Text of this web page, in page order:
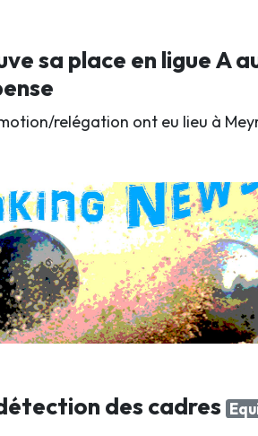
sa place en ligue A
relégation ont eu lieu à
des cadres